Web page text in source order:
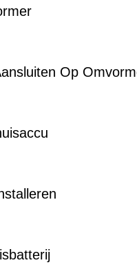
Op